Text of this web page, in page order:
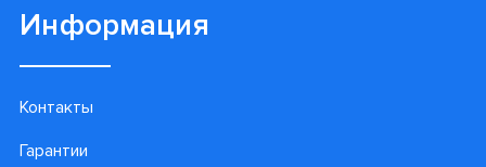
Информация
Контакты
Гарантии